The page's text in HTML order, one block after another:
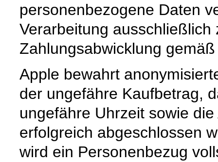
personenbezogene Daten
Verarbeitung ausschließlich
Zahlungsabwicklung
Apple bewahrt
der ungefähre Kaufbetrag,
ungefähre Uhrzeit sowie
erfolgreich abgeschlossen
wird ein Personenbezug